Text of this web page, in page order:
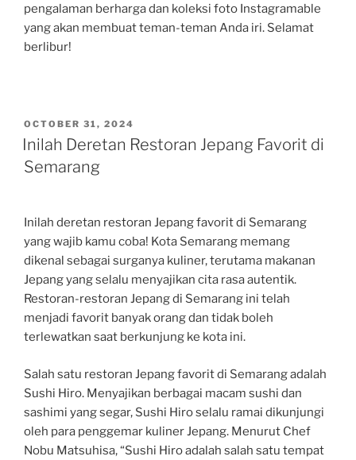
pengalaman berharga dan koleksi foto Instagramable
yang akan membuat teman-teman Anda iri. Selamat
berlibur!
POSTED
ON
OCTOBER 31, 2024
Inilah Deretan Restoran Jepang Favorit di
Semarang
Inilah deretan restoran Jepang favorit di Semarang
yang wajib kamu coba! Kota Semarang memang
dikenal sebagai surganya kuliner, terutama makanan
Jepang yang selalu menyajikan cita rasa autentik.
Restoran-restoran Jepang di Semarang ini telah
menjadi favorit banyak orang dan tidak boleh
terlewatkan saat berkunjung ke kota ini.
Salah satu restoran Jepang favorit di Semarang adalah
Sushi Hiro. Menyajikan berbagai macam sushi dan
sashimi yang segar, Sushi Hiro selalu ramai dikunjungi
oleh para penggemar kuliner Jepang. Menurut Chef
Nobu Matsuhisa, “Sushi Hiro adalah salah satu tempat